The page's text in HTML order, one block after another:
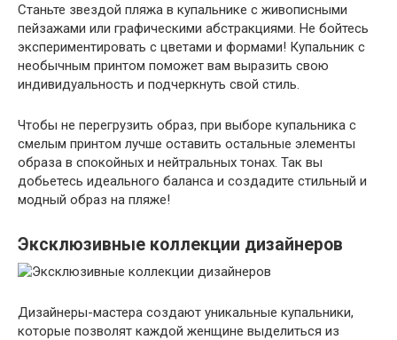
Станьте звездой пляжа в купальнике с живописными
пейзажами или графическими абстракциями. Не бойтесь
экспериментировать с цветами и формами! Купальник с
необычным принтом поможет вам выразить свою
индивидуальность и подчеркнуть свой стиль.
Чтобы не перегрузить образ, при выборе купальника с
смелым принтом лучше оставить остальные элементы
образа в спокойных и нейтральных тонах. Так вы
добьетесь идеального баланса и создадите стильный и
модный образ на пляже!
Эксклюзивные коллекции дизайнеров
Дизайнеры-мастера создают уникальные купальники,
которые позволят каждой женщине выделиться из